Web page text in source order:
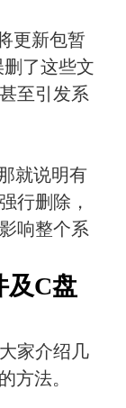
更新包暂
了这些文
至引发系
就说明有
行删除，
响整个系
及C盘
家介绍几
方法。